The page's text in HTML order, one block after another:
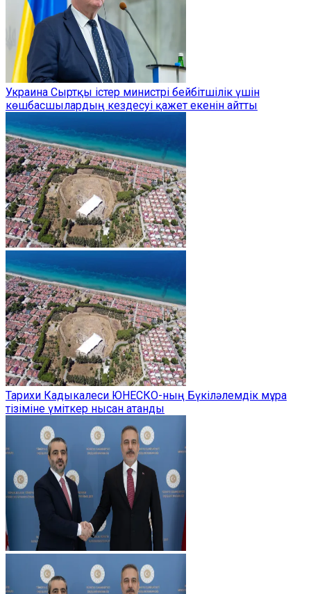
Украина Сыртқы істер министрі бейбітшілік үшін
көшбасшылардың кездесуі қажет екенін айтты
Тарихи Кадыкалеси ЮНЕСКО-ның Бүкіләлемдік мұра
тізіміне үміткер нысан атанды